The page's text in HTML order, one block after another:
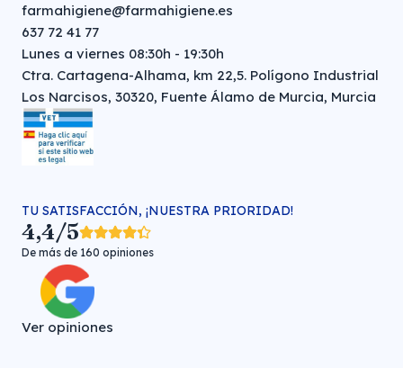
farmahigiene@farmahigiene.es
637 72 41 77
Lunes a viernes 08:30h - 19:30h
Ctra. Cartagena-Alhama, km 22,5. Polígono Industrial
Los Narcisos, 30320, Fuente Álamo de Murcia, Murcia
TU SATISFACCIÓN, ¡NUESTRA PRIORIDAD!
4,4/5
De más de 160 opiniones
Ver opiniones